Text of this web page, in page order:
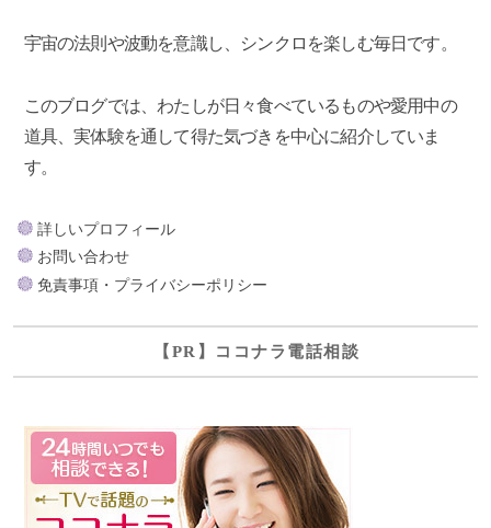
宇宙の法則や波動を意識し、シンクロを楽しむ毎日です。
このブログでは、わたしが日々食べているものや愛用中の
道具、実体験を通して得た気づきを中心に紹介していま
す。
詳しいプロフィール
お問い合わせ
免責事項・プライバシーポリシー
【PR】ココナラ電話相談